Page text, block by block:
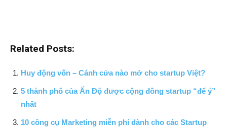
Related Posts:
Huy động vốn – Cánh cửa nào mở cho startup Việt?
5 thành phố của Ấn Độ được cộng đồng startup “để ý”
nhất
10 công cụ Marketing miễn phí dành cho các Startup